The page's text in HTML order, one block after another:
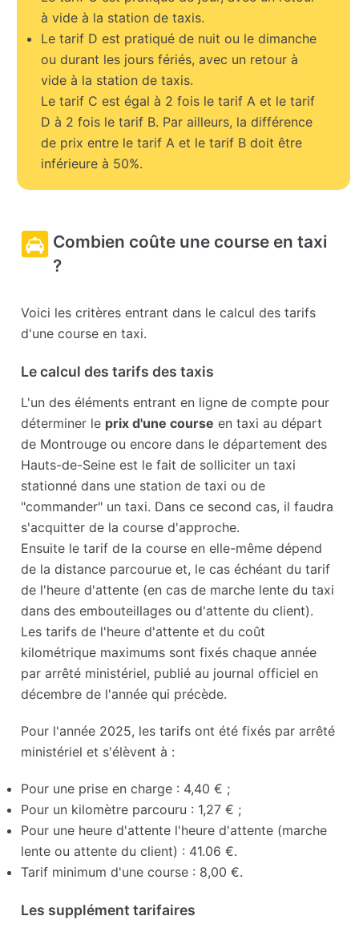
à vide à la station de taxis.
Le tarif D est pratiqué de nuit ou le dimanche
ou durant les jours fériés, avec un retour à
vide à la station de taxis.
Le tarif C est égal à 2 fois le tarif A et le tarif
D à 2 fois le tarif B. Par ailleurs, la différence
de prix entre le tarif A et le tarif B doit être
inférieure à 50%.
Combien coûte une course en taxi
?
Voici les critères entrant dans le calcul des tarifs
d'une course en taxi.
Le calcul des tarifs des taxis
L'un des éléments entrant en ligne de compte pour
déterminer le prix d'une course en taxi au départ
de Montrouge ou encore dans le département des
Hauts-de-Seine est le fait de solliciter un taxi
stationné dans une station de taxi ou de
"commander" un taxi. Dans ce second cas, il faudra
s'acquitter de la course d'approche.
Ensuite le tarif de la course en elle-même dépend
de la distance parcourue et, le cas échéant du tarif
de l'heure d'attente (en cas de marche lente du taxi
dans des embouteillages ou d'attente du client).
Les tarifs de l'heure d'attente et du coût
kilométrique maximums sont fixés chaque année
par arrêté ministériel, publié au journal officiel en
décembre de l'année qui précède.
Pour l'année 2025, les tarifs ont été fixés par arrêté
ministériel et s'élèvent à :
Pour une prise en charge : 4,40 € ;
Pour un kilomètre parcouru : 1,27 € ;
Pour une heure d'attente l'heure d'attente (marche
lente ou attente du client) : 41.06 €.
Tarif minimum d'une course : 8,00 €.
Les supplément tarifaires